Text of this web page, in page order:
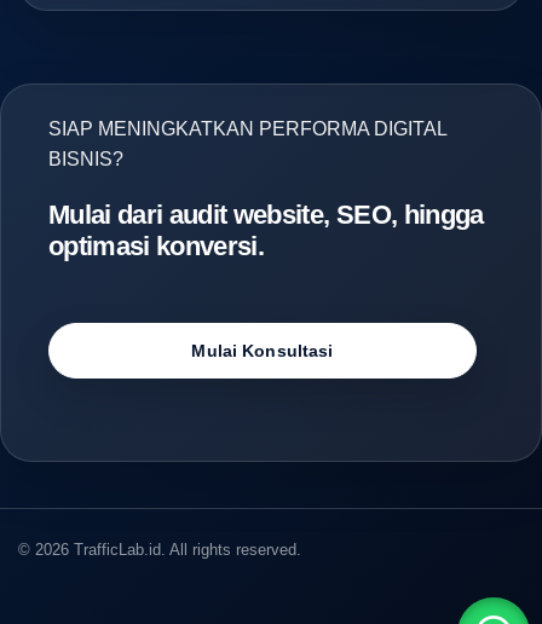
SIAP MENINGKATKAN PERFORMA DIGITAL
BISNIS?
Mulai dari audit website, SEO, hingga
optimasi konversi.
Mulai Konsultasi
© 2026 TrafficLab.id. All rights reserved.